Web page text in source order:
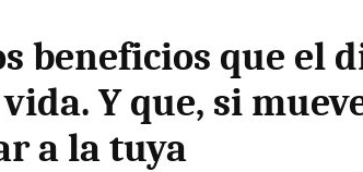
beneficios que el
Y que, si
a la tuya